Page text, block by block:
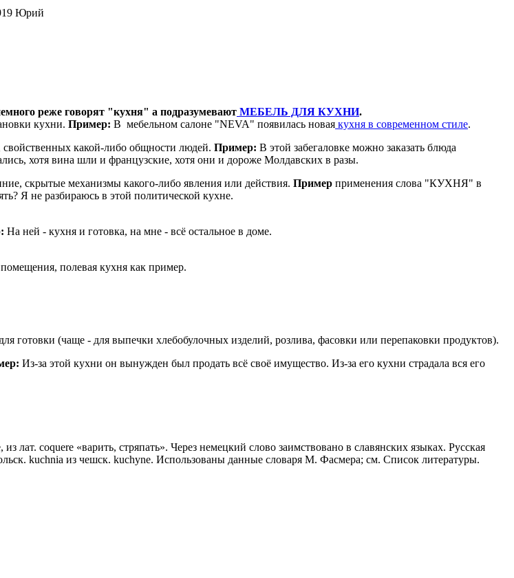
Юрий
реже говорят "кухня" а подразумевают МЕБЕЛЬ ДЛЯ КУХНИ.
кухни. Пример: В мебельном салоне "NEVA" появилась новая кухня в современном стиле.
какой-либо общности людей. Пример: В этой забегаловке можно заказать блюда
хотя вина шли и французские, хотя они и дороже Молдавских в разы.
скрытые механизмы какого-либо явления или действия. Пример применения слова "КУХНЯ" в
Я не разбираюсь в этой политической кухне.
На ней - кухня и готовка, на мне - всё остальное в доме.
полевая кухня как пример.
готовки (чаще - для выпечки хлебобулочных изделий, розлива, фасовки или перепаковки продуктов).
Из-за этой кухни он вынужден был продать всё своё имущество. Из-за его кухни страдала вся его
coquere «варить, стряпать». Через немецкий слово заимствовано в славянских языках. Русская
kuchnia из чешск. kuchyne. Использованы данные словаря М. Фасмера; см. Список литературы.